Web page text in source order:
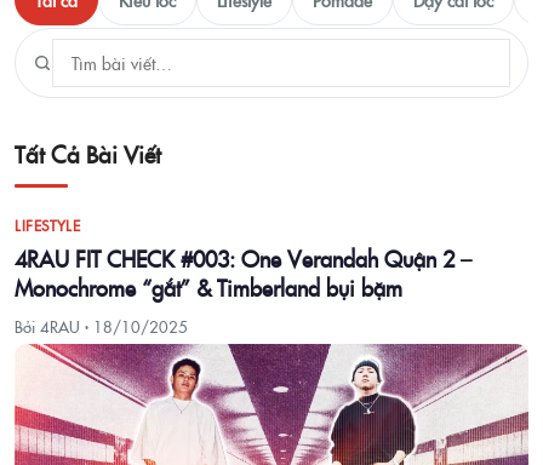
Tất Cả Bài Viết
LIFESTYLE
4RAU FIT CHECK #003: One Verandah Quận 2 –
Monochrome “gắt” & Timberland bụi bặm
Bởi 4RAU · 18/10/2025